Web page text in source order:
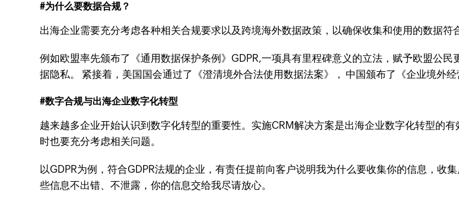
#为什么要数据合规？
出海企业需要充分考虑各种相关合规要求以及跨境海外数据政策，以确保收集和使用的数据符
例如欧盟率先颁布了《通用数据保护条例》GDPR,一项具有里程碑意义的立法，赋予欧盟公
据隐私。 紧接着，美国国会通过了《澄清境外合法使用数据法案》， 中国颁布了《企业境外
#数字合规与出海企业数字化转型
越来越多企业开始认识到数字化转型的重要性。实施CRM解决方案是出海企业数字化转型的
时也要充分考虑相关问题。
以GDPR为例，符合GDPR法规的企业，有责任提前向客户说明我为什么要收集你的信息，收
些信息不出错、不泄露，你的信息交给我尽请放心。